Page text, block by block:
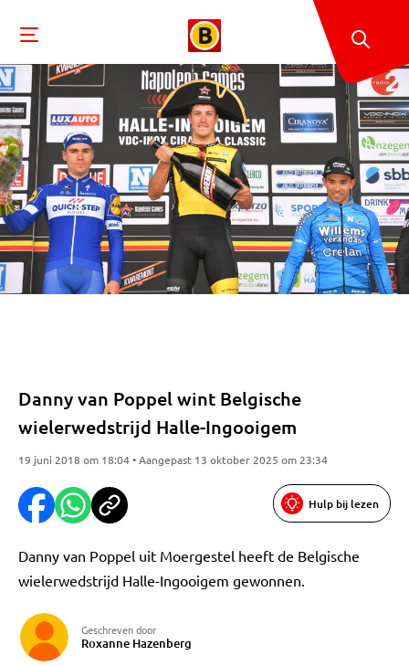
Danny van Poppel wint Belgische
wielerwedstrijd Halle-Ingooigem
19 juni 2018 om 18:04 • Aangepast 13 oktober 2025 om 23:34
Hulp bij lezen
Danny van Poppel uit Moergestel heeft de Belgische
wielerwedstrijd Halle-Ingooigem gewonnen.
Geschreven door
Roxanne Hazenberg